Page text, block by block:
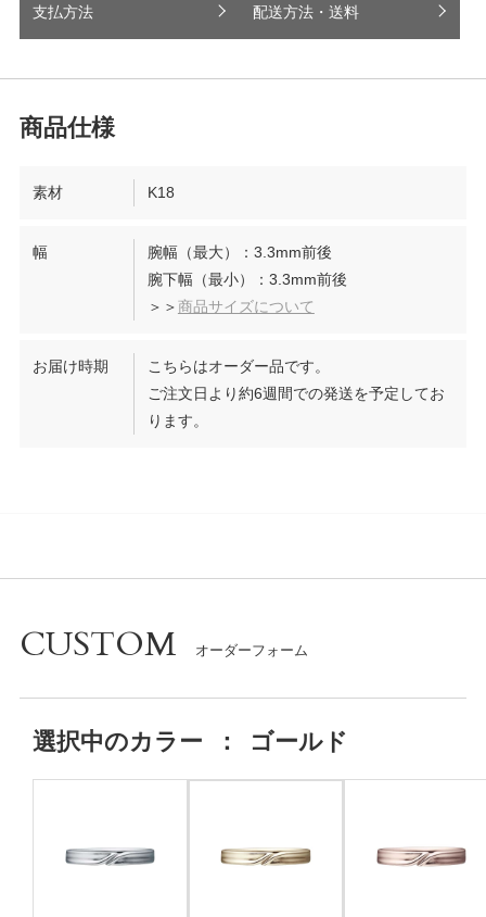
支払方法 配送方法・送料
素材 K18
幅
腕幅（最大）：3.3mm前後
腕下幅（最小）：3.3mm前後
＞＞商品サイズについて
お届け時期
こちらはオーダー品です。
ご注文日より約6週間での発送を予定してお
ります。
CUSTOM
選択中のカラー ： ゴールド